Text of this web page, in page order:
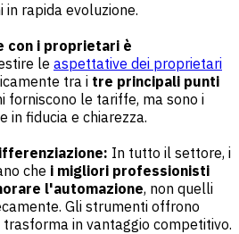
in rapida evoluzione.
con i proprietari è
le aspettative dei proprietari
tra i tre principali punti
forniscono le tariffe, ma sono i
in fiducia e chiarezza.
In tutto il settore, i
che i migliori professionisti
l'automazione, non quelli
Gli strumenti offrono
trasforma in vantaggio competitivo.